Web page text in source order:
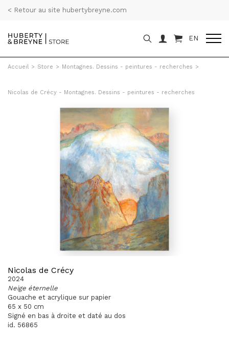
< Retour au site hubertybreyne.com
EN
Accueil > Store > Montagnes. Dessins - peintures - recherches >
Nicolas de Crécy - Montagnes. Dessins - peintures - recherches
Nicolas de Crécy
2024
Neige éternelle
Gouache et acrylique sur papier
65 x 50 cm
Signé en bas à droite et daté au dos
id. 56865